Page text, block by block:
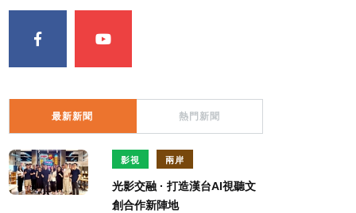
最新新聞 熱門新聞
影視 兩岸
光影交融 · 打造漢台AI視聽文
創合作新陣地